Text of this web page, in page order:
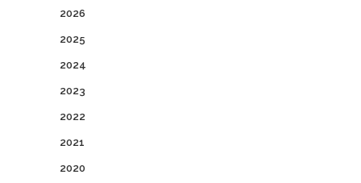
2026
2025
2024
2023
2022
2021
2020